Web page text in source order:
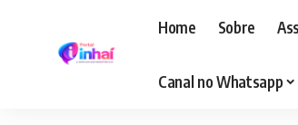
Home Sobre
Canal no Whatsapp